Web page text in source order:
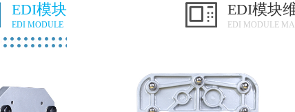
EDI模块
EDI MODULE
EDI模块
EDI MODULE